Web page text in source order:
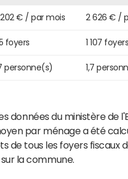
202 € / par mois 2 626 € /
foyers 1 107 foyers
personne(s) 1,7
données du ministère de
par ménage a été
de tous les foyers fiscaux
la commune.